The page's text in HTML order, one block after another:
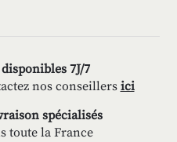
7J/7
nos conseillers ici
spécialisés
toute la France